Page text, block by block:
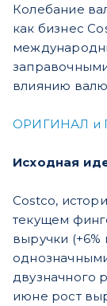
Колебание
как бизнес
влиянию
ОРИГИНАЛ и
Исходная
Costco,
текущем
выручки (+6%
двузначного
июне рост